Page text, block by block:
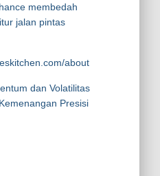
membedah
jalan pintas
about
dan Volatilitas
Presisi